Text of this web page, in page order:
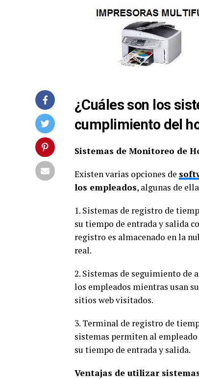
¿Cuáles son los
cumplimiento del
Sistemas de Monitoreo de
Existen varias opciones de
los empleados, algunas de
1. Sistemas de registro de
su tiempo de entrada y salida
registro es almacenado en la
real.
2. Sistemas de seguimiento de
los empleados mientras usan
sitios web visitados.
3. Terminal de registro de
sistemas permiten al
su tiempo de entrada y salida.
Ventajas de utilizar